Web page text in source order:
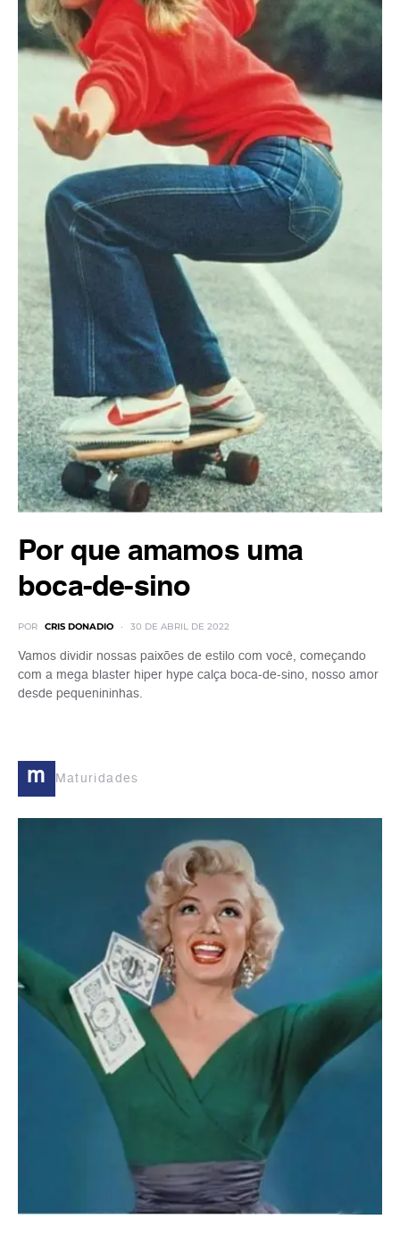
Por que amamos uma
boca-de-sino
POR CRIS DONADIO 30 DE ABRIL DE 2022
Vamos dividir nossas paixões de estilo com você, começando
com a mega blaster hiper hype calça boca-de-sino, nosso amor
desde pequenininhas.
m Maturidades